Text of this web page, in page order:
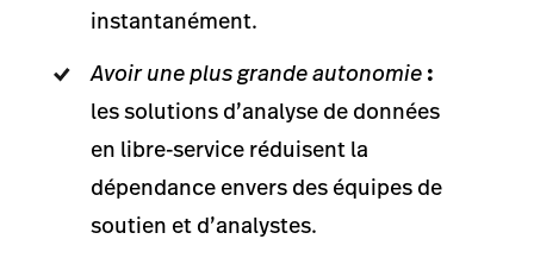
instantanément.
Avoir uneplus grande autonomie :
les solutions d’analyse de données
en libre-service réduisent la
dépendance envers des équipes de
soutien et d’analystes.